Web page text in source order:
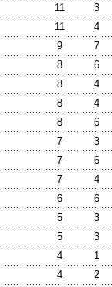
11
3
11
4
9
7
8
6
8
4
8
4
8
6
7
3
7
6
7
4
6
6
5
3
5
3
4
1
4
2